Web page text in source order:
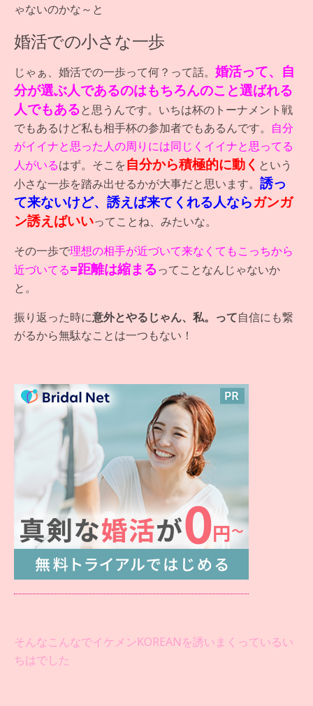
ゃないのかな～と
婚活での小さな一歩
じゃぁ、婚活での一歩って何？って話。 婚活って、自
分が選ぶ人であるのはもちろんのこと選ばれる
人でもあると思うんです。いちは杯のトーナメント戦
でもあるけど私も相手杯の参加者でもあるんです。 自分
がイイナと思った人の周りには同じくイイナと思ってる
人がいるはず。そこを自分から積極的に動く という
小さな一歩を踏み出せるかが大事だと思います。 誘っ
て来ないけど、誘えば来てくれる人ならガンガ
ン誘えばいいってことね、みたいな。
その一歩で理想の相手が近づいて来なくてもこっちから
近づいてる=距離は縮まるってことなんじゃないか
と。
振り返った時に意外とやるじゃん、私。って自信にも繋
がるから無駄なことは一つもない！
そんなこんなでイケメンKOREANを誘いまくっているい
ちはでした